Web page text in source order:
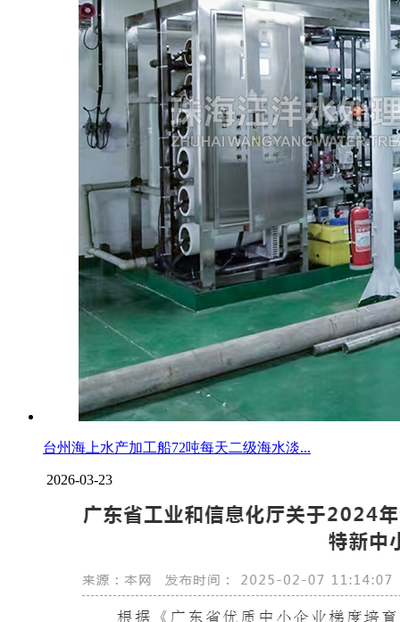
台州海上水产加工船72吨每天二级海水淡...
2026-03-23